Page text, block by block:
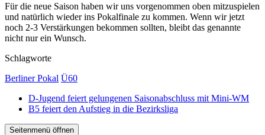
Für die neue Saison haben wir uns vorgenommen oben mitzuspielen
und natürlich wieder ins Pokalfinale zu kommen. Wenn wir jetzt
noch 2-3 Verstärkungen bekommen sollten, bleibt das genannte
nicht nur ein Wunsch.
Schlagworte
Berliner Pokal Ü60
D-Jugend feiert gelungenen Saisonabschluss mit Mini-WM
B5 feiert den Aufstieg in die Bezirksliga
Seitenmenü öffnen